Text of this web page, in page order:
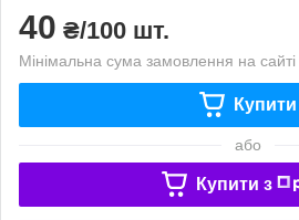
40 ₴/100 шт.
Мінімальна сума замовлення на
Купити
або
Купити з